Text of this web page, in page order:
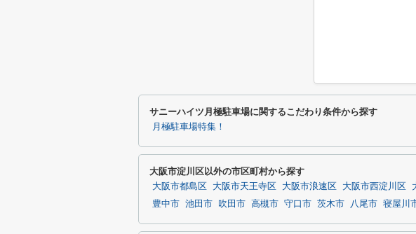
サニーハイツ月極駐車場に関するこだわり条件から探す
月極駐車場特集！
大阪市淀川区以外の市区町村から探す
大阪市都島区 大阪市天王寺区 大阪市浪速区 大阪市西淀川区
豊中市 池田市 吹田市 高槻市 守口市 茨木市 八尾市 寝屋川